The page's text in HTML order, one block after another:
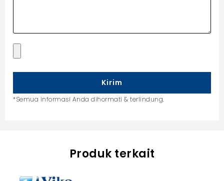
Kirim
*Semua informasi Anda dihormati & terlindung.
Produk terkait